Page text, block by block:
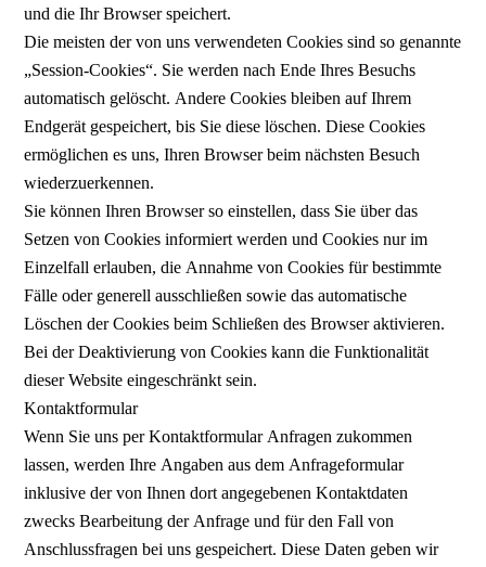
und die Ihr Browser speichert.
Die meisten der von uns verwendeten Cookies sind so genannte
„Session-Cookies“. Sie werden nach Ende Ihres Besuchs
automatisch gelöscht. Andere Cookies bleiben auf Ihrem
Endgerät gespeichert, bis Sie diese löschen. Diese Cookies
ermöglichen es uns, Ihren Browser beim nächsten Besuch
wiederzuerkennen.
Sie können Ihren Browser so einstellen, dass Sie über das
Setzen von Cookies informiert werden und Cookies nur im
Einzelfall erlauben, die Annahme von Cookies für bestimmte
Fälle oder generell ausschließen sowie das automatische
Löschen der Cookies beim Schließen des Browser aktivieren.
Bei der Deaktivierung von Cookies kann die Funktionalität
dieser Website eingeschränkt sein.
Kontaktformular
Wenn Sie uns per Kontaktformular Anfragen zukommen
lassen, werden Ihre Angaben aus dem Anfrageformular
inklusive der von Ihnen dort angegebenen Kontaktdaten
zwecks Bearbeitung der Anfrage und für den Fall von
Anschlussfragen bei uns gespeichert. Diese Daten geben wir